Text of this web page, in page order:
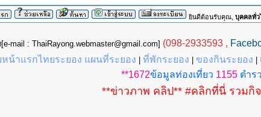
ยินดีต้อนรับคุณ, บุคคลทั่ว
mail : ThaiRayong.webmaster@gmail.com] (098-2933593 ,
น้าแรกไทยระยอง แผนที่ระยอง |ที่พักระยอง |ของกินระยอง
**1672ข้อมูลท่องเที่ยว 1155ตำร
**ข่าวภาพ คลิป** #คลิกที่นี่ รวมกิ